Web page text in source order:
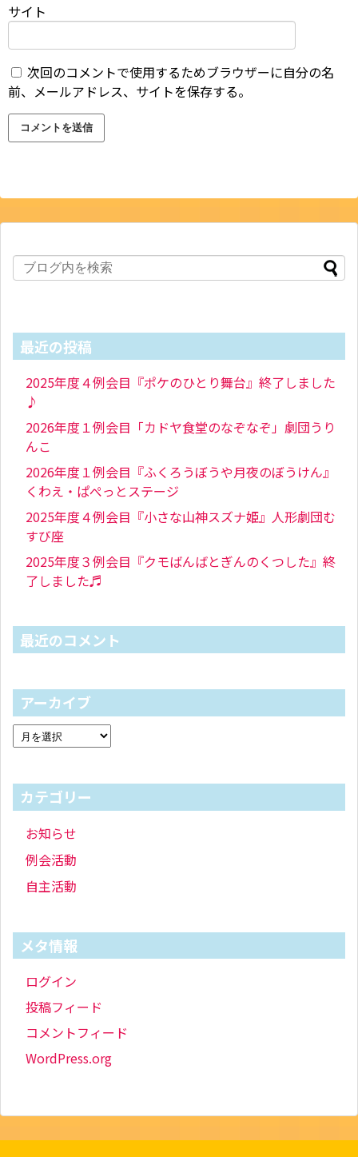
サイト
次回のコメントで使用するためブラウザーに自分の名
前、メールアドレス、サイトを保存する。
最近の投稿
2025年度４例会目『ポケのひとり舞台』終了しました
♪
2026年度１例会目「カドヤ食堂のなぞなぞ」劇団うり
んこ
2026年度１例会目『ふくろうぼうや月夜のぼうけん』
くわえ・ぱぺっとステージ
2025年度４例会目『小さな山神スズナ姫』人形劇団む
すび座
2025年度３例会目『クモばんばとぎんのくつした』終
了しました♬
最近のコメント
アーカイブ
カテゴリー
お知らせ
例会活動
自主活動
メタ情報
ログイン
投稿フィード
コメントフィード
WordPress.org